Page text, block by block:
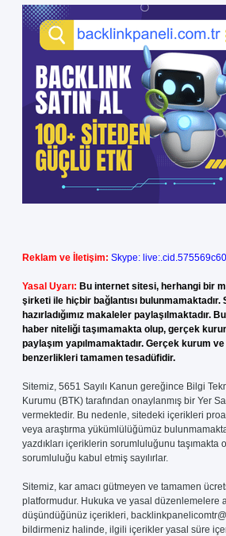
Reklam ve İletişim: Skype:
Yasal Uyarı: Bu internet sitesi, herhangi bir
şirketi ile hiçbir bağlantısı bulunmamaktadır.
hazırladığımız makaleler paylaşılmaktadır.
haber niteliği taşımamakta olup, gerçek
paylaşım yapılmamaktadır. Gerçek kurum
benzerlikleri tamamen tesadüfidir.
Sitemiz, 5651 Sayılı Kanun gereğince Bilgi
Kurumu (BTK) tarafından onaylanmış bir Yer
vermektedir. Bu nedenle, sitedeki içerikleri
veya araştırma yükümlülüğümüz
yazdıkları içeriklerin sorumluluğunu taşımakta
sorumluluğu kabul etmiş sayılırlar.
Sitemiz, kar amacı gütmeyen ve tamamen
platformudur. Hukuka ve yasal düzenlemelere
düşündüğünüz içerikleri,
bildirmeniz halinde, ilgili içerikler yasal süre